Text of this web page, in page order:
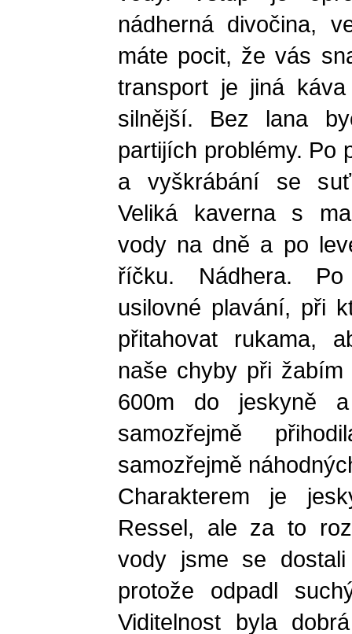
nádherná divočina,
máte pocit, že vás
transport je jiná
silnější. Bez lana
partijích problémy. Po
a vyškrábání se
Veliká kaverna s
vody na dně a po
říčku. Nádhera.
usilovné plavání, při
přitahovat rukama,
naše chyby při
600m do jeskyně
samozřejmě
samozřejmě
Charakterem je
Ressel, ale za to
vody jsme se
protože odpadl
Viditelnost byla